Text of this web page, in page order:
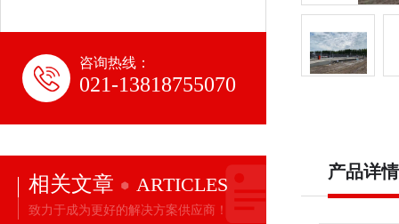
咨询热线：
021-13818755070
相关文章 ARTICLES
致力于成为更好的解决方案供应商！
产品详情